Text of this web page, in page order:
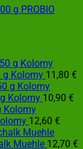
g PROBIO
g Kolomy 11,80 €
Kolomy 10,90 €
12,60 €
Muehle 12,70 €